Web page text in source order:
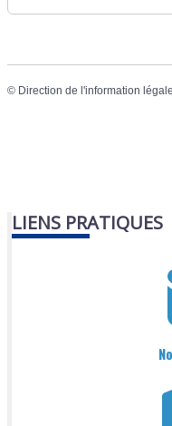
© Direction de l'information
LIENS PRATIQUES